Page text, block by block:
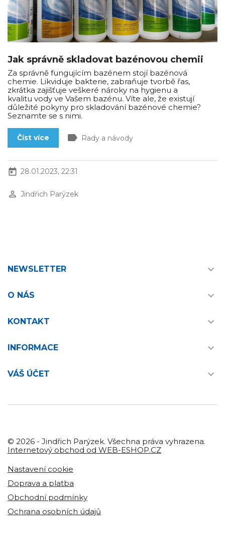
Jak správně skladovat bazénovou chemii
Za správně fungujícím bazénem stojí bazénová
chemie. Likviduje bakterie, zabraňuje tvorbě řas,
zkrátka zajišťuje veškeré nároky na hygienu a
kvalitu vody ve Vašem bazénu. Víte ale, že existují
důležité pokyny pro skladování bazénové chemie?
Seznamte se s nimi.
Číst více label Rady a návody
today 28.01.2023, 22:31
perm_identity Jindřich Parýzek
NEWSLETTER 
O NÁS 
KONTAKT 
INFORMACE 
VÁŠ ÚČET 
© 2026 - Jindřich Parýzek. Všechna práva vyhrazena.
Internetový obchod od WEB-ESHOP.CZ
Nastavení cookie
Doprava a platba
Obchodní podmínky
Ochrana osobních údajů